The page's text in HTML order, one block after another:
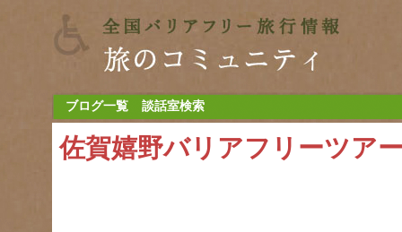
ブログ一覧 談話室検索
佐賀嬉野バリアフリーツア